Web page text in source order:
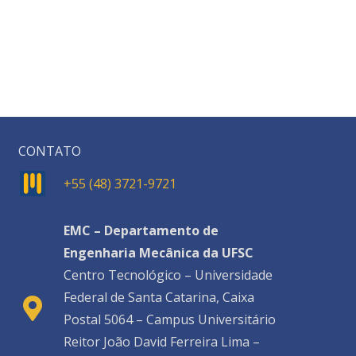
CONTATO
+55 (48) 3721-9721
EMC – Departamento de
Engenharia Mecânica da UFSC
Centro Tecnológico – Universidade
Federal de Santa Catarina, Caixa
Postal 5064 – Campus Universitário
Reitor João David Ferreira Lima –